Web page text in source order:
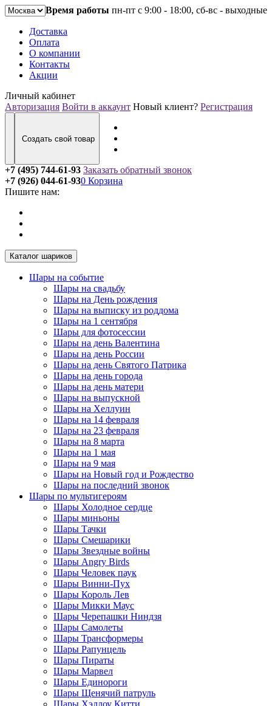
Время работы пн-пт с 9:00 - 18:00, сб-вс - выходные
Доставка
Оплата
О компании
Контакты
Акции
Личный кабинет
Авторизация Войти в аккаунт Новый клиент? Регистрация
Создать свой товар
+7 (495) 744-61-93 Заказать обратный звонок
+7 (926) 044-61-93
Пишите нам:
0 Корзина
Каталог шариков
Шары на событие
Шары на свадьбу
Шары на День рождения
Шары на выписку из роддома
Шары на 1 сентября
Шары для фотосессии
Шары на день Валентина
Шары на день России
Шары на день Святого Патрика
Шары на день города
Шары на день матери
Шары на выпускной
Шары на Хеллуин
Шары на 14 февраля
Шары на 23 февраля
Шары на 8 марта
Шары на 1 мая
Шары на 9 мая
Шары на Новый год и Рождество
Шары на последний звонок
Шары по мультигероям
Шары Холодное сердце
Шары миньоны
Шары Тачки
Шары Смешарики
Шары Звездные войны
Шары Angry Birds
Шары Человек паук
Шары Винни-Пух
Шары Король Лев
Шары Микки Маус
Шары Черепашки Ниндзя
Шары Самолеты
Шары Трансформеры
Шары Рапунцель
Шары Пираты
Шары Марвел
Шары Единороги
Шары Щенячий патруль
Шары Хэллоу Китти